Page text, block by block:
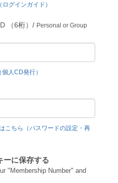
ログインガイド）
（6桁）/ Personal or Group
人CD発行）
こちら（パスワードの設定・再
ーに保存する
"Membership Number" and